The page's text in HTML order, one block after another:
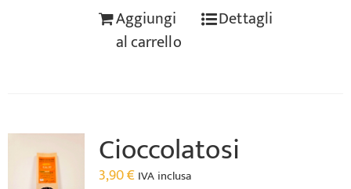
Aggiungi
al carrello
Dettagli
Cioccolatosi
3,90€ IVA inclusa